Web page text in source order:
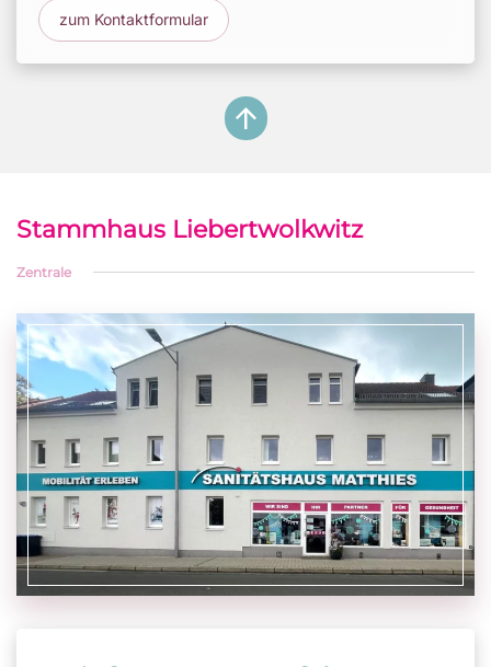
zum Kontaktformular
Stammhaus Liebertwolkwitz
Zentrale